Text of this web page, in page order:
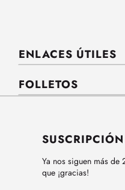
ENLACES ÚTILES
FOLLETOS
Ya nos siguen más
que ¡gracias!